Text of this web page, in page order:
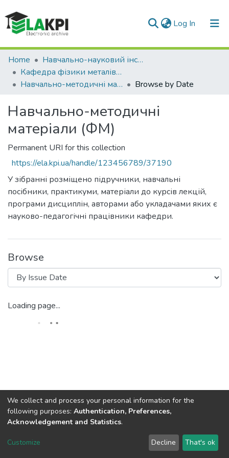
Log In (current)
Communities & Collections
All of DSpace
Home
Навчально-науковий інститут матеріалознавства та зварювання ім. Є.О. Патона (НН ІМЗ ім. Є.О. Патона)
Кафедра фізики металів (ФМ)
Навчально-методичні матеріали (ФМ)
Browse by Date
Навчально-методичні
матеріали (ФМ)
Permanent URI for this collection
https://ela.kpi.ua/handle/123456789/37190
У зібранні розміщено підручники, навчальні
посібники, практикуми, матеріали до курсів лекцій,
програми дисциплін, авторами або укладачами яких є
науково-педагогічні працівники кафедри.
Browse
Loading page...
DSpace software copyright © 2002-2026 LYRASIS
Send Feedback
We collect and process your personal information for the
following purposes: Authentication, Preferences,
Acknowledgement and Statistics.
Customize Decline That's ok